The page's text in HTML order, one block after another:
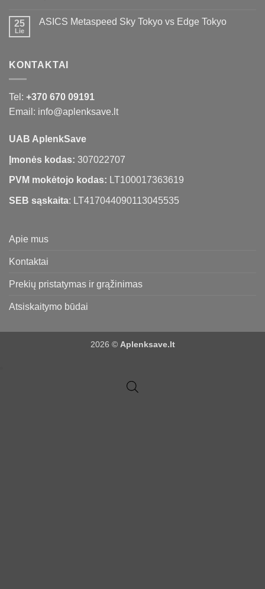
25
Lie
ASICS Metaspeed Sky Tokyo vs Edge Tokyo
KONTAKTAI
Tel: +370 670 09191
Email: info@aplenksave.lt
UAB AplenkSave
Įmonės kodas: 307022707
PVM mokėtojo kodas: LT100017363619
SEB sąskaita: LT417044090113045535
Apie mus
Kontaktai
Prekių pristatymas ir grąžinimas
Atsiskaitymo būdai
2026 © Aplenksave.lt